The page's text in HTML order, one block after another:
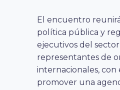
El encuentro
política pública y
ejecutivos del
representantes de
internacionales, con
promover una